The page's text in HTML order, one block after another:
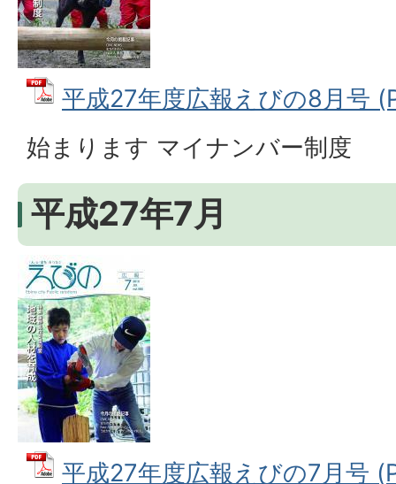
平成27年度広報えびの8月号
始まります マイナンバー制度
平成27年7月
平成27年度広報えびの7月号